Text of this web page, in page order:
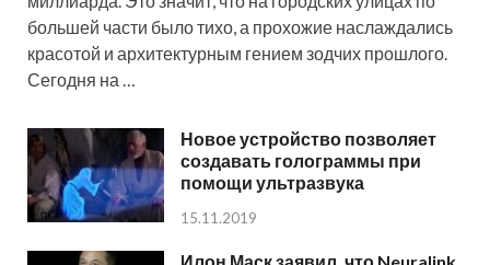
большей части было тихо, а прохожие наслаждались
красотой и архитектурным гением зодчих прошлого.
Сегодня на …
Новое устройство позволяет
создавать голограммы при
помощи ультразвука
15.11.2019